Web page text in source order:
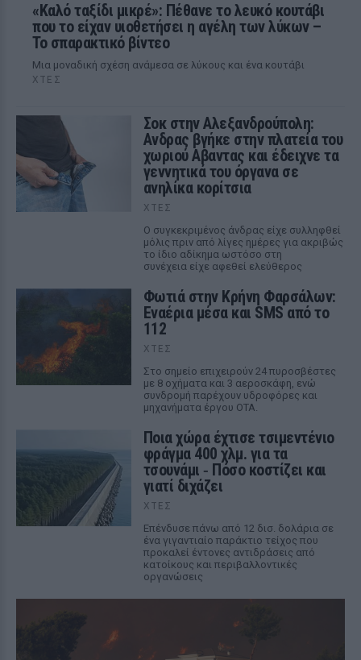
«Καλό ταξίδι μικρέ»: Πέθανε το λευκό κουτάβι
που το είχαν υιοθετήσει η αγέλη των λύκων –
Το σπαρακτικό βίντεο
Μια μοναδική σχέση ανάμεσα σε λύκους και ένα κουτάβι
ΧΤΕΣ
Σοκ στην Αλεξανδρούπολη:
Ανδρας βγήκε στην πλατεία του
χωριού Αβαντας και έδειχνε τα
γεννητικά του όργανα σε
ανηλίκα κορίτσια
ΧΤΕΣ
Ο συγκεκριμένος άνδρας είχε συλληφθεί
μόλις πριν από λίγες ημέρες για ακριβώς
το ίδιο αδίκημα ωστόσο στη
συνέχεια είχε αφεθεί ελεύθερος
Φωτιά στην Κρήνη Φαρσάλων:
Εναέρια μέσα και SMS από το
112
ΧΤΕΣ
Στο σημείο επιχειρούν 24 πυροσβέστες
με 8 οχήματα και 3 αεροσκάφη, ενώ
συνδρομή παρέχουν υδροφόρες και
μηχανήματα έργου ΟΤΑ.
Ποια χώρα έχτισε τσιμεντένιο
φράγμα 400 χλμ. για τα
τσουνάμι ‑ Πόσο κοστίζει και
γιατί διχάζει
ΧΤΕΣ
Επένδυσε πάνω από 12 δισ. δολάρια σε
ένα γιγαντιαίο παράκτιο τείχος που
προκαλεί έντονες αντιδράσεις από
κατοίκους και περιβαλλοντικές
οργανώσεις